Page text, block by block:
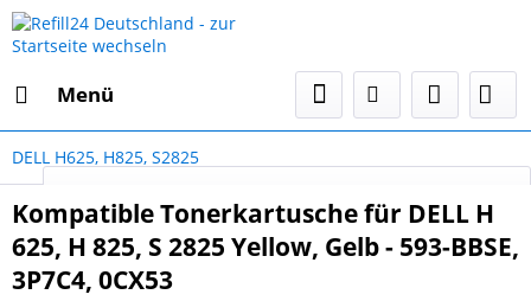
Menü
DELL H625, H825, S2825
Kompatible Tonerkartusche für DELL H
625, H 825, S 2825 Yellow, Gelb - 593-BBSE,
3P7C4, 0CX53